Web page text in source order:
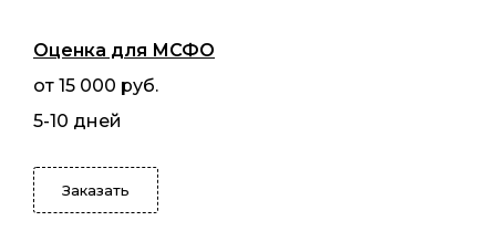
Оценка для МСФО
от 15 000 руб.
5-10 дней
Заказать